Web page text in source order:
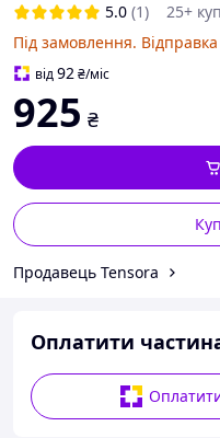
5.0 (1)
25+
Під замовлення.
від92₴/міс
925 ₴
Продавець Tensora
Оплатити